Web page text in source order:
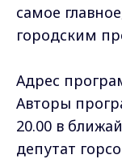
самое
городским
Адрес
Авторы
20.00 в
депутат